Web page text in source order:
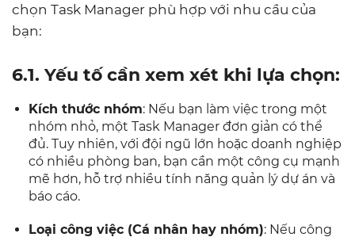
chọn Task Manager phù hợp với nhu cầu của
bạn:
6.1. Yếu tố cần xem xét khi lựa chọn:
Kích thước nhóm: Nếu bạn làm việc trong một
nhóm nhỏ, một Task Manager đơn giản có thể
đủ. Tuy nhiên, với đội ngũ lớn hoặc doanh nghiệp
có nhiều phòng ban, bạn cần một công cụ mạnh
mẽ hơn, hỗ trợ nhiều tính năng quản lý dự án và
báo cáo.
Loại công việc (Cá nhân hay nhóm): Nếu công